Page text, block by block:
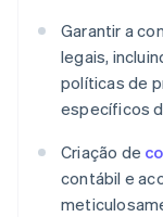
Garantir a
legais,
políticas de
específicos
Criação de
contábil e